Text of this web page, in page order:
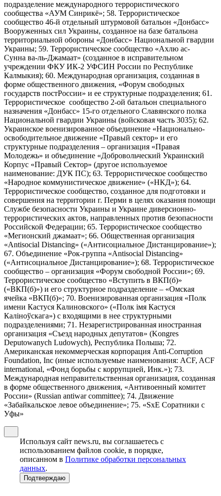
подразделение международного террористического
сообщества «АУМ Синрикё»; 58. Террористическое
сообщество 46-й отдельный штурмовой батальон «Донбасс»
Вооруженных сил Украины, созданное на базе батальона
территориальной обороны «Донбасс» Национальной гвардии
Украины; 59. Террористическое сообщество «Ахлю ас-
Сунна ва-ль-Джамаат» (созданное в исправительном
учреждении ФКУ ИК-2 УФСИН России по Республике
Калмыкия); 60. Международная организация, созданная в
форме общественного движения, «Форум свободных
государств постРоссии» и ее структурные подразделения; 61.
Террористическое сообщество 2-ой батальон специального
назначения «Донбасс» 15-го отдельного Славянского полка
Национальной гвардии Украины (войсковая часть 3035); 62.
Украинское военизированное объединение «Национально-
освободительное движение «Правый сектор» и его
структурные подразделения – организация «Правая
Молодежь» и объединение «Добровольческий Украинский
Корпус «Правый Сектор» (другое используемое
наименование: ДУК ПС); 63. Террористическое сообщество
«Народное коммунистическое движение» («НКД»); 64.
Террористическое сообщество, созданное для подготовки и
совершения на территории г. Перми в целях оказания помощи
Службе безопасности Украины и Украине диверсионно-
террористических актов, направленных против безопасности
Российской Федерации; 65. Террористическое сообщество
«Мегионский джамаат»; 66. Общественная организация
«Antisocial Distancing» («Антисоциальное Дистанцирование»);
67. Объединение «Рок-группа «Antisocial Distancing»
(«Антисоциальное Дистанцирование»); 68. Террористическое
сообщество – организация «Форум свободной России»; 69.
Террористическое сообщество «Вступить в ВКП(б)»
(«ВКП(б)») и его структурное подразделение – «Омская
ячейка «ВКП(б)»; 70. Военизированная организация «Полк
имени Кастуся Калиновского» («Полк iмя Кастуся
Калiноўскага») с входящими в нее структурными
подразделениями; 71. Незарегистрированная иностранная
организация «Съезд народных депутатов» (Kongres
Deputowanych Ludowych), Республика Польша; 72.
Американская некоммерческая корпорация Anti-Corruption
Foundation, Inc (иные используемые наименования: ACF, ACF
international, «Фонд борьбы с коррупцией, Инк.»); 73.
Международная неправительственная организация, созданная
в форме общественного движения, «Антивоенный комитет
России» (Russian antiwar committee); 74. Движение
«Забайкальское левое объединение»; 75. «SxE Соратники с
Уфы»
Используя сайт news.ru, вы соглашаетесь с
использованием файлов cookie, в порядке,
описанном в Политике обработки персональных
данных.
Подтверждаю